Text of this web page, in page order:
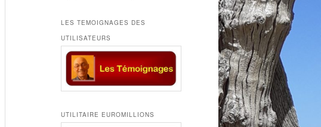
LES TEMOIGNAGES DES
UTILISATEURS
UTILITAIRE EUROMILLIONS